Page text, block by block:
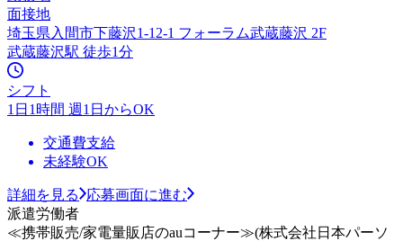
面接地
埼玉県入間市下藤沢1-12-1 フォーラム武蔵藤沢 2F
武蔵藤沢駅 徒歩1分
シフト
1日1時間 週1日からOK
交通費支給
未経験OK
詳細を見る
応募画面に進む
派遣労働者
≪携帯販売/家電量販店のauコーナー≫(株式会社日本パーソ